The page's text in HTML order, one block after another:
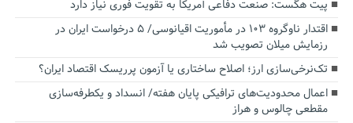
پیت هگست: صنعت دفاعی آمریکا به تقویت فوری نیاز دارد
اقتدار ناوگروه ۱۰۳ در مأموریت‌ اقیانوسی/ ۵ درخواست ایران در
رزمایش میلان تصویب شد
تک‌نرخی‌سازی ارز؛ اصلاح ساختاری یا آزمون پرریسک اقتصاد ایران؟
اعمال محدودیت‌های ترافیکی پایان هفته/ انسداد و یکطرفه‌سازی
مقطعی چالوس و هراز